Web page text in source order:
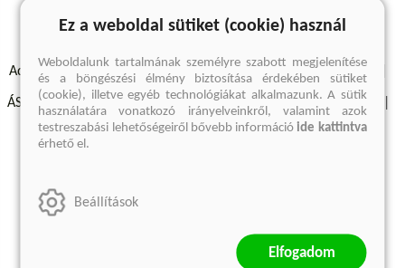
Adatvédelmi szabályzatok Elállási felmondási nyilatkozat
ÁSZF - Vásárlási feltételek A kiadóról Süti beállítások
Árkötött termékek Kommentelési szabályzat
Ez a weboldal sütiket (cookie) használ
Weboldalunk tartalmának személyre szabott megjelenítése
és a böngészési élmény biztosítása érdekében sütiket
(cookie), illetve egyéb technológiákat alkalmazunk. A sütik
használatára vonatkozó irányelveinkről, valamint azok
testreszabási lehetőségeiről bővebb információide kattintva
érhető el.
Beállítások
Elfogadom